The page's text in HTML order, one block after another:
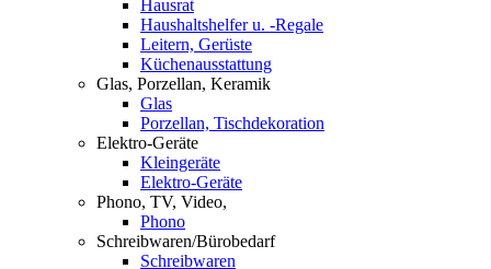
Hausrat
Haushaltshelfer u. -Regale
Leitern, Gerüste
Küchenausstattung
Glas, Porzellan, Keramik
Glas
Porzellan, Tischdekoration
Elektro-Geräte
Kleingeräte
Elektro-Geräte
Phono, TV, Video,
Phono
Schreibwaren/Bürobedarf
Schreibwaren